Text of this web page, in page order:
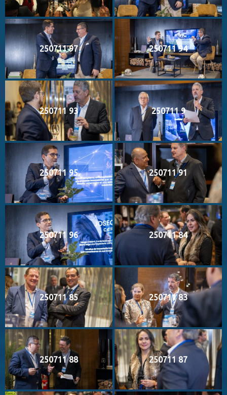
250711 97 250711 94
250711 93 250711 9
250711 95 250711 91
250711 96 250711 84
250711 85 250711 83
250711 88 250711 87